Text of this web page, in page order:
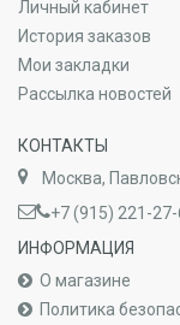
Личный кабинет
История заказов
Мои закладки
Рассылка новостей
КОНТАКТЫ
Москва,
+7 (915) 221-27-
ИНФОРМАЦИЯ
О магазине
Политика